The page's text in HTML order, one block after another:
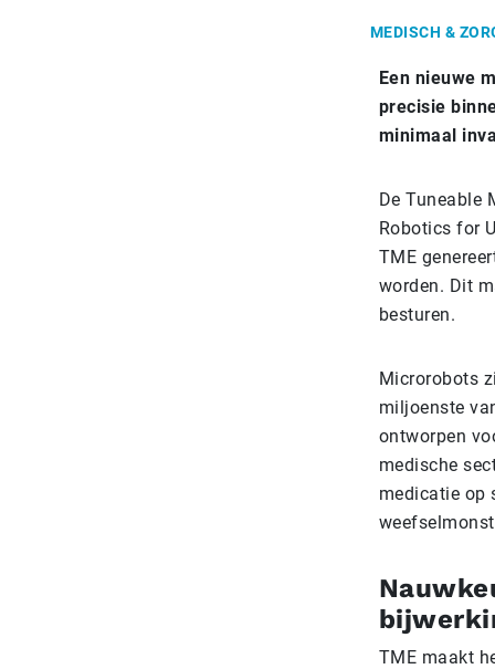
MEDISCH &
Een nieuwe
precisie
minimaal
De Tuneable
Robotics for
TME
worden. Dit
besturen.
Microrobots
miljoenste
ontworpen
medische
medicatie op
TME maakt